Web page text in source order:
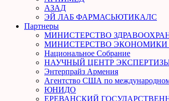
АЗАД
ЭЙ ЛАБ ФАРМАСЬЮТИКАЛС
Партнеры
МИНИСТЕРСТВО
МИНИСТЕРСТВО ЭКОНОМИКИ
Национальное Собрание
НАУЧНЫЙ ЦЕНТР
Энтерпрайз Армения
Агентство США по
ЮНИДО
ЕРЕВАНСКИЙ